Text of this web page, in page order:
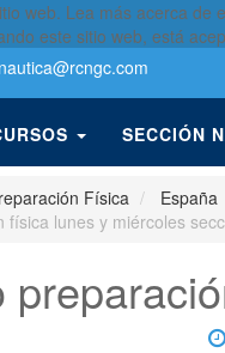
web. Lea más acerca de
este sitio web, está
nautica@rcngc.com
SECCIÓN
Física
España
física lunes y miércoles